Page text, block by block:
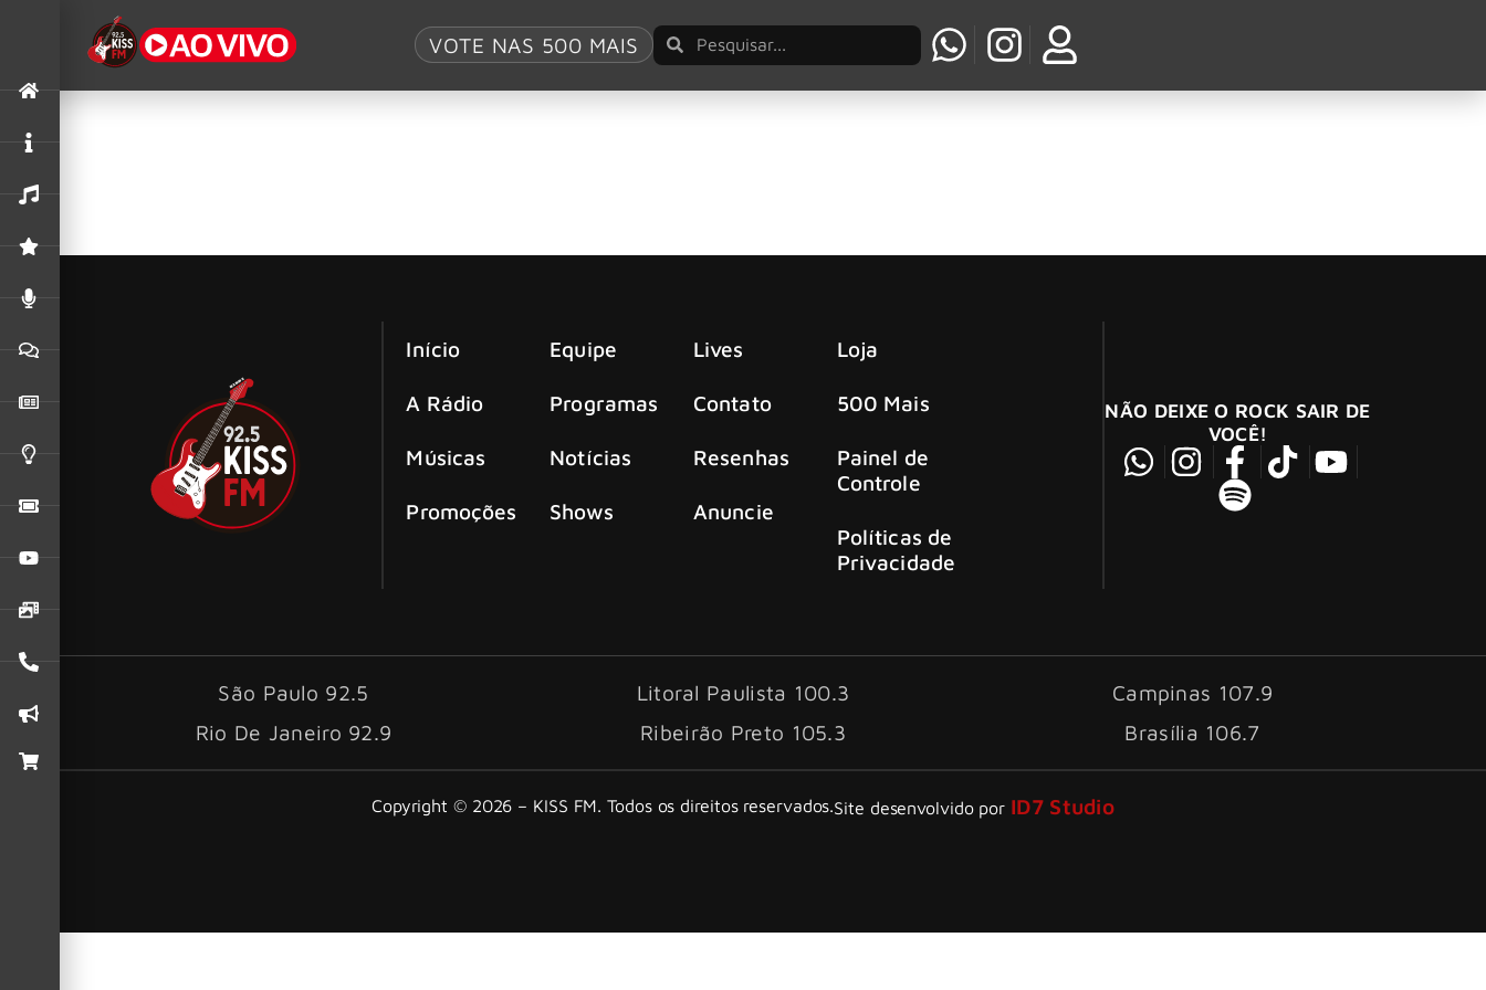
VOTE NAS 500 MAIS
Tag:DR Sin
Início
A Rádio
Músicas
Promoções
Equipe
Programas
Notícias
Shows
Lives
Contato
Resenhas
Anuncie
Loja
500 Mais
Painel de
Controle
Políticas de
Privacidade
NÃO DEIXE O ROCK SAIR DE
VOCÊ!
São Paulo 92.5 Litoral Paulista 100.3
Campinas 107.9
Rio De Janeiro 92.9
Ribeirão Preto 105.3 Brasília 106.7
Copyright © 2026 – KISS FM. Todos os direitos reservados.Site desenvolvido por ID7 Studio